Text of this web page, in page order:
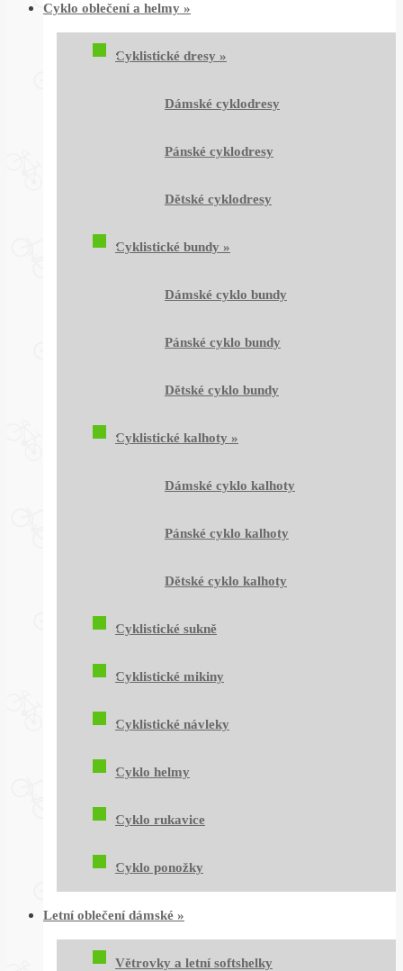
Cyklo oblečení a helmy »
Cyklistické dresy »
Dámské cyklodresy
Pánské cyklodresy
Dětské cyklodresy
Cyklistické bundy »
Dámské cyklo bundy
Pánské cyklo bundy
Dětské cyklo bundy
Cyklistické kalhoty »
Dámské cyklo kalhoty
Pánské cyklo kalhoty
Dětské cyklo kalhoty
Cyklistické sukně
Cyklistické mikiny
Cyklistické návleky
Cyklo helmy
Cyklo rukavice
Cyklo ponožky
Letní oblečení dámské »
Větrovky a letní softshelky